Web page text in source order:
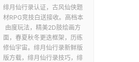
绯月仙行录认证，古风仙侠题
材RPG竞技白送接收。高档本
由度玩法，精美2D肢绘画方
面，春夏秋冬更迭框架，历练
修仙宇宙。绯月仙行录新鲜版
版方载，绯月仙行录技巧，绯